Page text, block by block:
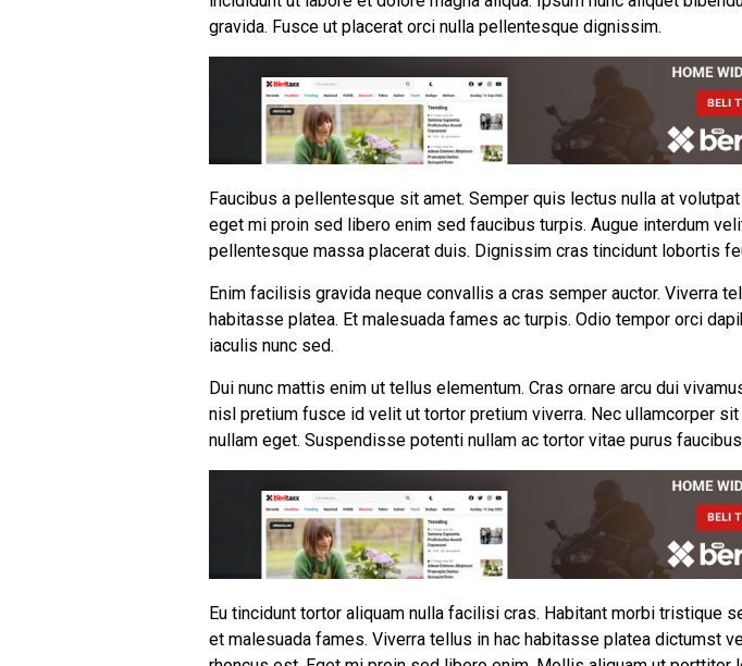
gravida. Fusce ut placerat orci nulla pellentesque dignissim.
Faucibus a pellentesque sit amet. Semper quis lectus nulla at
eget mi proin sed libero enim sed faucibus turpis. Augue interdum
pellentesque massa placerat duis. Dignissim cras tincidunt lobortis
Enim facilisis gravida neque convallis a cras semper auctor. Viverra
habitasse platea. Et malesuada fames ac turpis. Odio tempor orci
iaculis nunc sed.
Dui nunc mattis enim ut tellus elementum. Cras ornare arcu dui
nisl pretium fusce id velit ut tortor pretium viverra. Nec ullamcorper
nullam eget. Suspendisse potenti nullam ac tortor vitae purus
Eu tincidunt tortor aliquam nulla facilisi cras. Habitant morbi tristique
et malesuada fames. Viverra tellus in hac habitasse platea dictumst